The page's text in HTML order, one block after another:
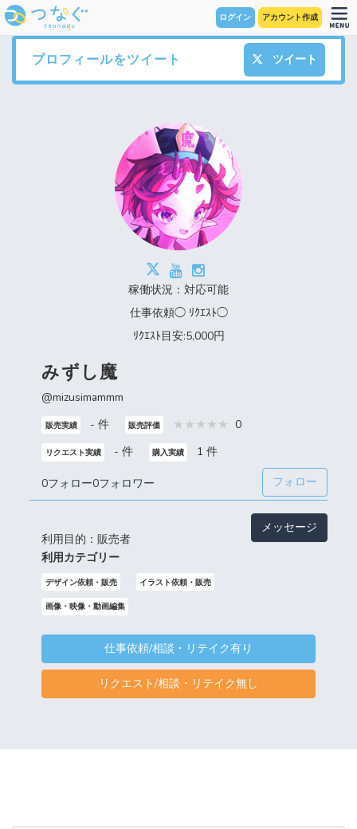
ログイン アカウント作成
プロフィールをツイート ツイート
稼働状況：対応可能
仕事依頼◯ ﾘｸｴｽﾄ◯
ﾘｸｴｽﾄ目安:5,000円
みずし魔
@mizusimammm
販売実績 - 件 販売評価 0
リクエスト実績 - 件 購入実績 1 件
0フォロー0フォロワー フォロー
利用目的：販売者
メッセージ
利用カテゴリー
デザイン依頼・販売 イラスト依頼・販売
画像・映像・動画編集
仕事依頼/相談・リテイク有り
リクエスト/相談・リテイク無し